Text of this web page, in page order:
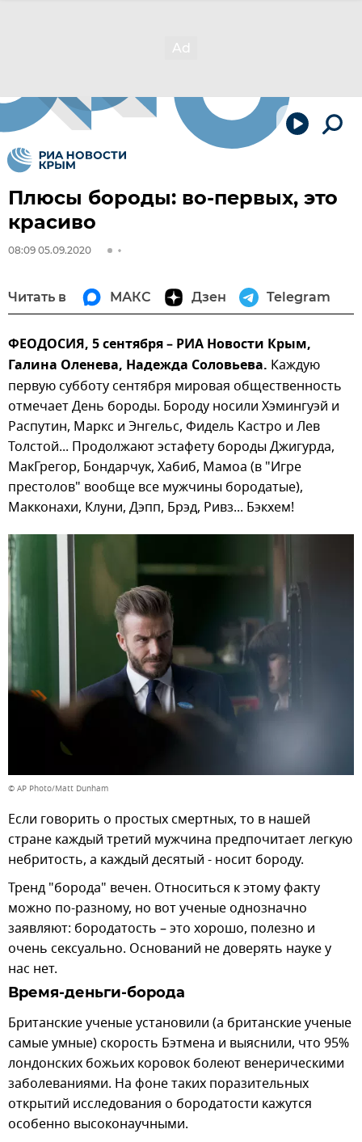
Плюсы бороды: во-первых, это
красиво
08:09 05.09.2020
Читать в МАКС Дзен Telegram
ФЕОДОСИЯ, 5 сентября – РИА Новости Крым,
Галина Оленева, Надежда Соловьева. Каждую
первую субботу сентября мировая общественность
отмечает День бороды. Бороду носили Хэмингуэй и
Распутин, Маркс и Энгельс, Фидель Кастро и Лев
Толстой... Продолжают эстафету бороды Джигурда,
МакГрегор, Бондарчук, Хабиб, Мамоа (в "Игре
престолов" вообще все мужчины бородатые),
Макконахи, Клуни, Дэпп, Брэд, Ривз... Бэкхем!
© AP Photo/Matt Dunham
Если говорить о простых смертных, то в нашей
стране каждый третий мужчина предпочитает легкую
небритость, а каждый десятый - носит бороду.
Тренд "борода" вечен. Относиться к этому факту
можно по-разному, но вот ученые однозначно
заявляют: бородатость – это хорошо, полезно и
очень сексуально. Оснований не доверять науке у
нас нет.
Время-деньги-борода
Британские ученые установили (а британские ученые
самые умные) скорость Бэтмена и выяснили, что 95%
лондонских божьих коровок болеют венерическими
заболеваниями. На фоне таких поразительных
открытий исследования о бородатости кажутся
особенно высоконаучными.